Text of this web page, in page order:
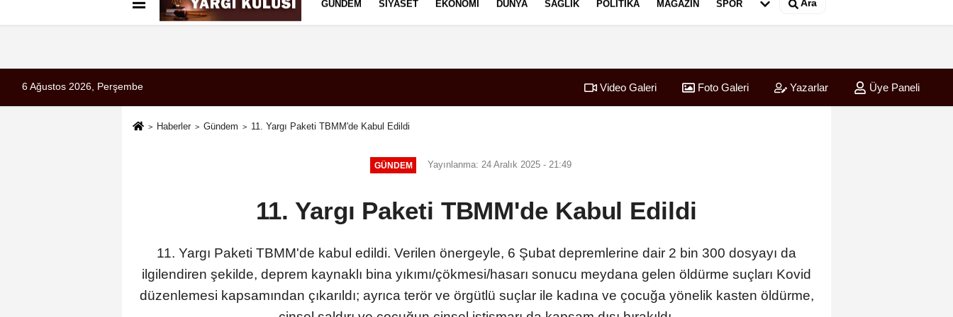
Künye İletişim Çerez Politikası
GÜNDEM SIYASET EKONOMI DÜNYA SAĞLIK POLITIKA MAGAZIN SPOR Ara
6 Ağustos 2026, Perşembe Video Galeri Foto Galeri Yazarlar Üye Paneli
Haberler Gündem 11. Yargı Paketi TBMM'de Kabul Edildi
GÜNDEM Yayınlanma: 24 Aralık 2025 - 21:49
11. Yargı Paketi TBMM'de Kabul Edildi
11. Yargı Paketi TBMM'de kabul edildi. Verilen önergeyle, 6 Şubat depremlerine dair 2 bin 300 dosyayı da
ilgilendiren şekilde, deprem kaynaklı bina yıkımı/çökmesi/hasarı sonucu meydana gelen öldürme suçları Kovid
düzenlemesi kapsamından çıkarıldı; ayrıca terör ve örgütlü suçlar ile kadına ve çocuğa yönelik kasten öldürme,